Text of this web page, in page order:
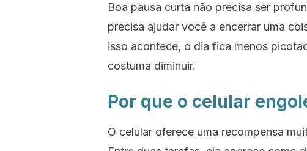
Boa pausa curta não precisa ser
precisa ajudar você a encerrar uma
isso acontece, o dia fica menos
costuma diminuir.
Por que o celular
O celular oferece uma recompensa